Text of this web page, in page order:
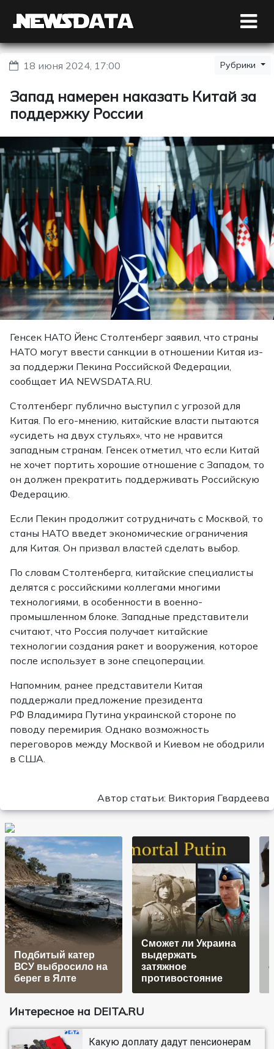
18 июня 2024, 17:00 Рубрики
Запад намерен наказать Китай за
поддержку России
Генсек НАТО Йенс Столтенберг заявил, что страны
НАТО могут ввести санкции в отношении Китая из-
за поддержи Пекина Российской Федерации,
сообщает ИА NEWSDATA.RU.
Столтенберг публично выступил с угрозой для
Китая. По его-мнению, китайские власти пытаются
«усидеть на двух стульях», что не нравится
западным странам. Генсек отметил, что если Китай
не хочет портить хорошие отношение с Западом, то
он должен прекратить поддерживать Российскую
Федерацию.
Если Пекин продолжит сотрудничать с Москвой, то
станы НАТО введет экономические ограничения
для Китая. Он призвал властей сделать выбор.
По словам Столтенберга, китайские специалисты
делятся с российскими коллегами многими
технологиями, в особенности в военно-
промышленном блоке. Западные представители
считают, что Россия получает китайские
технологии создания ракет и вооружения, которое
после использует в зоне спецоперации.
Напомним, ранее представители Китая
поддержали предложение президента
РФ Владимира Путина украинской стороне по
поводу перемирия. Однако возможность
переговоров между Москвой и Киевом не ободрили
в США.
Автор статьи: Виктория Гвардеева
Подбитый катер
ВСУ выбросило на
берег в Ялте
Сможет ли Украина
выдержать
затяжное
противостояние
Интересное на DEITA.RU
Какую доплату дадут пенсионерам